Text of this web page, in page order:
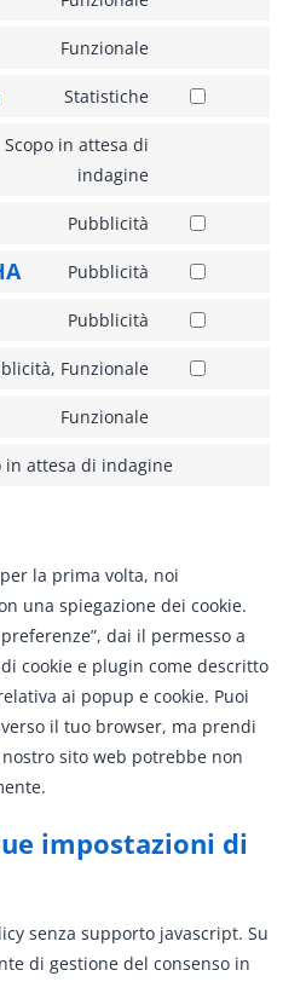
woocommerce
Funzionale
Statistiche
Consent
analytics
Scopo in attesa di
indagine
service
roundcube
Pubblicità
Consent
google-
fonts
Pubblicità
Consent
google-
Pubblicità
Consent
Funzionale
Consent
facebook
Funzionale
to
in attesa di indagine
la prima volta, noi
una spiegazione dei cookie.
dai il permesso a
cookie e plugin come descritto
ai popup e cookie. Puoi
il tuo browser, ma prendi
sito web potrebbe non
impostazioni di
senza supporto javascript. Su
di gestione del consenso in